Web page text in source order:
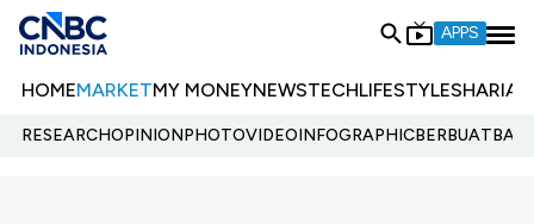
APPS
HOMEMARKETMY MONEYNEWSTECHLIFESTYLESHARIA
RESEARCHOPINIONPHOTOVIDEOINFOGRAPHIC